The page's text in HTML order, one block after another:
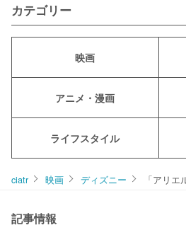
カテゴリー
映画
アニメ・漫画
ライフスタイル
ciatr 映画 ディズニー 「アリ
記事情報